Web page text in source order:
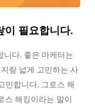
이 필요합니다.
니다. 좋은 마케터는
랖 넓게 고민하는 사
민합니다. 그로스 해
스 해킹이라는 말이